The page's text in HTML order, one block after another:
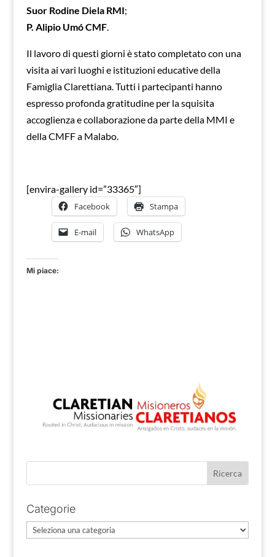
Suor Rodine Diela RMI;
P. Alipio Umó CMF.
Il lavoro di questi giorni è stato completato con una
visita ai vari luoghi e istituzioni educative della
Famiglia Clarettiana. Tutti i partecipanti hanno
espresso profonda gratitudine per la squisita
accoglienza e collaborazione da parte della MMI e
della CMFF a Malabo.
[envira-gallery id=”33365″]
Facebook Stampa
E-mail WhatsApp
Mi piace:
Categorie
Categorie